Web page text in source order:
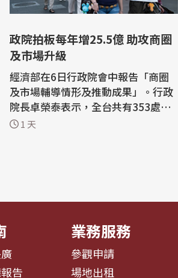
政院拍板每年增25.5億 助攻商圈
及市場升級
經濟部在6日行政院會中報告「商圈
及市場輔導情形及推動成果」。行政
院長卓榮泰表示，全台共有353處商
圈及1,030處市場、夜市，這是台灣
1 天
告
業務服務
參觀申請
場地出租